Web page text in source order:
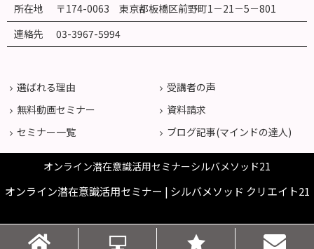
所在地
〒174-0063 東京都板橋区前野町1 －21 －5－801
連絡先
03-3967-5994
選ばれる理由
受講者の声
無料動画セミナー
資料請求
セミナー一覧
ブログ記事(マインドの達人)
オンライン潜在意識活用セミナーシルバメソッド21
オンライン潜在意識活用セミナー | シルバメソッド クリエイト21